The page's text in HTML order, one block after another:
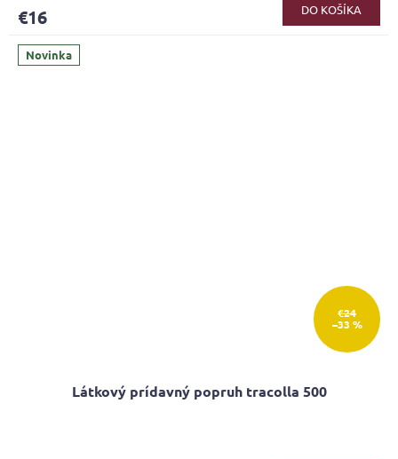
€16 DO KOŠÍKA
Novinka
€24
–33 %
Látkový prídavný popruh tracolla 500